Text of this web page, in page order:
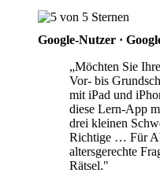
Google-Nutzer ·
„Möchten Sie
Vor- bis
mit iPad und
diese Lern-App
drei kleinen
Richtige … Für
altersgerechte
Rätsel."